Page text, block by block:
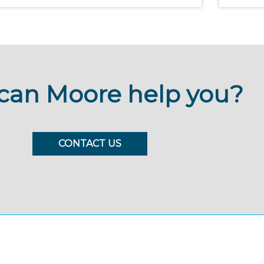
Moore help you?
CONTACT US